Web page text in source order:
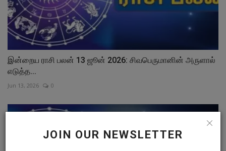
JOIN OUR NEWSLETTER
இன்றைய ராசி பலன் 13 ஜூன் 2026: சிவபெருமானின் அருளால்
எடுத்த...
Jun 13, 2026 0